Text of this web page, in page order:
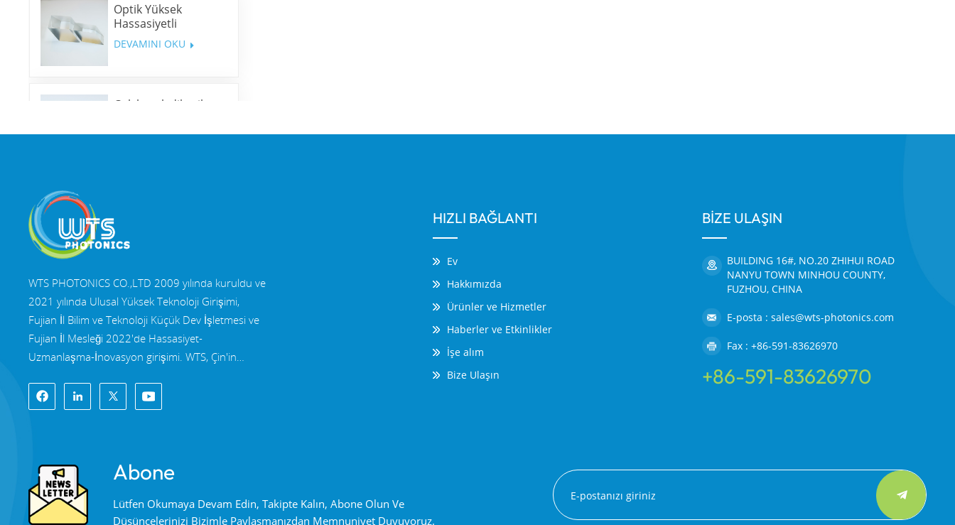
Optik Yüksek
Hassasiyetli
Romboid Prizmalar
DEVAMINI OKU
Çok bantlı dikroik
WTS PHOTONICS CO.,LTD 2009 yılında kuruldu ve
2021 yılında Ulusal Yüksek Teknoloji Girişimi,
Fujian İl Bilim ve Teknoloji Küçük Dev İşletmesi ve
Fujian İl Mesleği 2022'de Hassasiyet-
Uzmanlaşma-İnovasyon girişimi. WTS, Çin'in
optik şehridir. WTS, 11.000 metrekarelik standart
fabrika binalarına sahip bir gruptur yetenekli
sistemi. WTS sağlar Ar-Ge, tasarım ve üretim için
tek elden çözümlerle müşterilerimize yüksek
hassasiyetli optik bileşenler, yüksek hassasiyetli
HIZLI BAĞLANTI
Ev
Hakkımızda
Ürünler ve Hizmetler
Haberler ve Etkinlikler
İşe alım
Bize Ulaşın
BİZE ULAŞIN
BUILDING 16#, NO.20 ZHIHUI ROAD
NANYU TOWN MINHOU COUNTY,
FUZHOU, CHINA
E-posta : sales@wts-photonics.com
Fax : +86-591-83626970
+86-591-83626970
Abone
Lütfen Okumaya Devam Edin, Takipte Kalın, Abone Olun Ve
Düşüncelerinizi Bizimle Paylaşmanızdan Memnuniyet Duyuyoruz.